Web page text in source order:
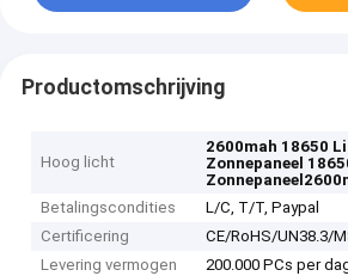
Productomschrijving
Hoog licht
2600mah 18650
Zonnepaneel
Betalingscondities
L/C, T/T, Paypal
Certificering
CE/RoHS/UN38.3/
Levering vermogen
200.000 PCs per